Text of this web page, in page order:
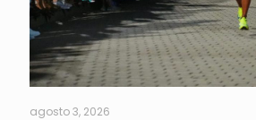
agosto 3, 2026